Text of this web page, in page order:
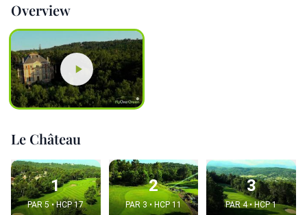
Overview
Le Château
1
PAR 5 • HCP 17
2
PAR 3 • HCP 11
3
PAR 4 • HCP 1